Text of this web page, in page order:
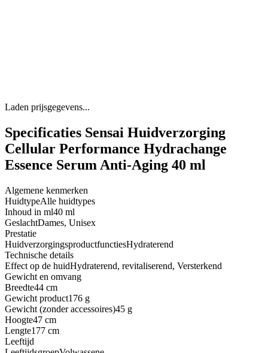
Laden prijsgegevens...
Specificaties Sensai Huidverzorging
Cellular Performance Hydrachange
Essence Serum Anti-Aging 40 ml
Algemene kenmerken
HuidtypeAlle huidtypes
Inhoud in ml40 ml
GeslachtDames, Unisex
Prestatie
HuidverzorgingsproductfunctiesHydraterend
Technische details
Effect op de huidHydraterend, revitaliserend, Versterkend
Gewicht en omvang
Breedte44 cm
Gewicht product176 g
Gewicht (zonder accessoires)45 g
Hoogte47 cm
Lengte177 cm
Leeftijd